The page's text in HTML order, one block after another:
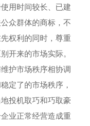
用时间较长、已建
众群体的商标，不
权利的同时，尊重
开来的市场实际。
护市场秩序相协调
定了的市场秩序，
投机取巧和巧取豪
业正常经营造成重